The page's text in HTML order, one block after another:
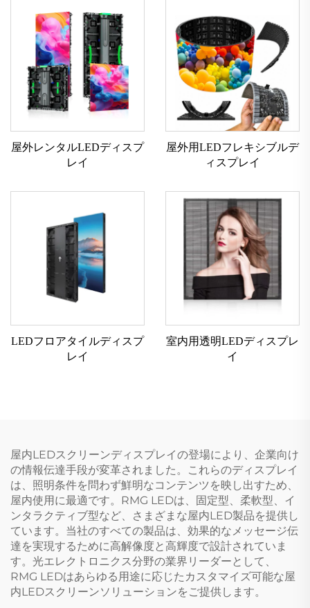
屋外レンタルLEDディスプ
レイ
屋外用LEDフレキシブルデ
ィスプレイ
LEDフロアタイルディスプ
レイ
室内用透明LEDディスプレ
イ
屋内LEDスクリーンディスプレイの登場により、企業向け
の情報伝達手段が変革されました。これらのディスプレイ
は、照明条件を問わず鮮明なコンテンツを映し出すため、
屋内使用に最適です。RMG LEDは、固定型、柔軟型、イ
ンタラクティブ型など、さまざまな屋内LED製品を提供し
ています。当社のすべての製品は、効果的なメッセージ伝
達を実現するために高解像度と高輝度で設計されていま
す。光エレクトロニクス分野の業界リーダーとして、
RMG LEDはあらゆる用途に応じたカスタマイズ可能な屋
内LEDスクリーンソリューションをご提供します。